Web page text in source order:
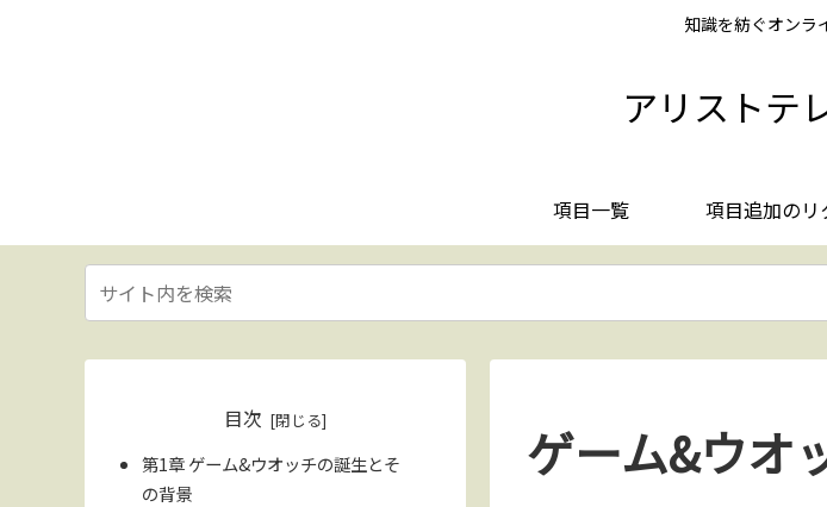
知識を紡ぐオンラ
アリストテ
項目一覧 項目追加のリ
ゲーム&ウオ
目次
第1章 ゲーム&ウオッチの誕生とそ
の背景